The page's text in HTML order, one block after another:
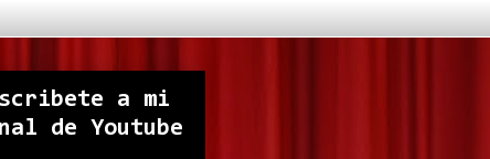
a mi
de Youtube